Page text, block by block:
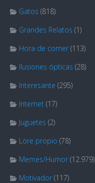
Gatos (818)
Grandes Relatos (1)
Hora de comer (113)
Ilusiones ópticas (28)
Interesante (295)
Internet (17)
Juguetes (2)
Lore propio (78)
Memes/Humor (12.979)
Motivador (117)